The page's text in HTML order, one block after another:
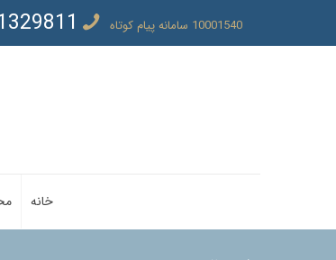
10001540 سامانه پیام کوتاه
خانه